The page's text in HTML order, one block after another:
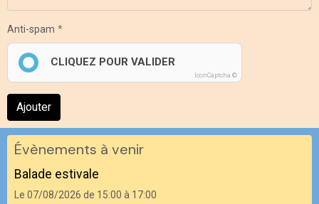
Anti-spam
CLIQUEZ POUR VALIDER
IconCaptcha ©
Ajouter
Évènements à venir
Balade estivale
Le 07/08/2026 de 15:00 à 17:00